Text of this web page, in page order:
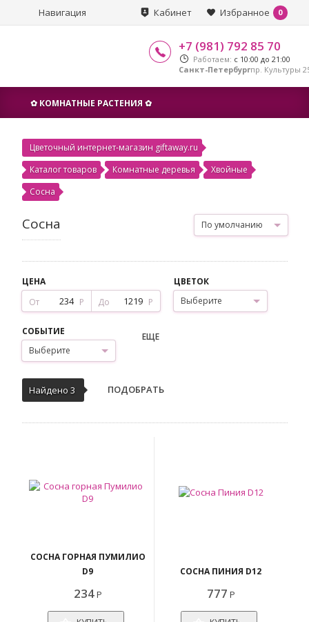
Навигация Избранное 0
Кабинет
+7 (981) 792 85 70
Работаем: с 10:00 до 21:00
Санкт-Петербургпр. Культуры
✿ КОМНАТНЫЕ РАСТЕНИЯ ✿
Цветочный интернет-магазин giftaway.ru
Каталог товаров
Комнатные деревья
Хвойные
Сосна
Сосна По умолчанию
ЦЕНА
От
Р До Р
ЦВЕТОК
Выберите
СОБЫТИЕ
Выберите
ЕЩЕ
Найдено 3 ПОДОБРАТЬ
СОСНА ГОРНАЯ ПУМИЛИО
D9
234Р
СОСНА ПИНИЯ D12
777 Р